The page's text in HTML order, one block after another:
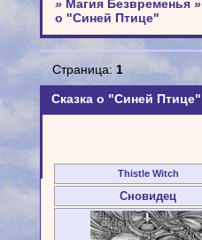
» Магия Безвременья »
о "Синей Птице"
Сказка о "Синей Птице"
Страница: 1
Thistle Witch
Сновидец